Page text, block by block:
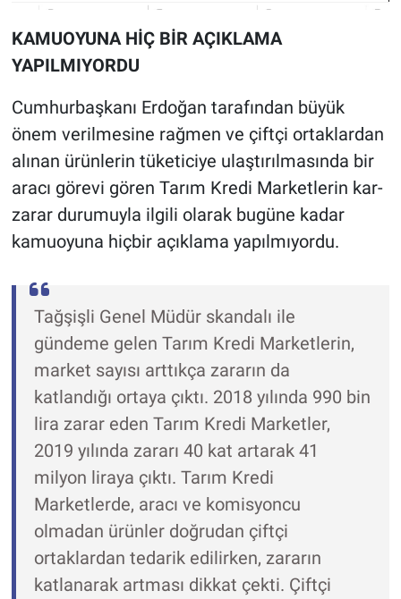
KAMUOYUNA HİÇ BİR AÇIKLAMA
YAPILMIYORDU
Cumhurbaşkanı Erdoğan tarafından büyük
önem verilmesine rağmen ve çiftçi ortaklardan
alınan ürünlerin tüketiciye ulaştırılmasında bir
aracı görevi gören Tarım Kredi Marketlerin kar-
zarar durumuyla ilgili olarak bugüne kadar
kamuoyuna hiçbir açıklama yapılmıyordu.
Tağşişli Genel Müdür skandalı ile
gündeme gelen Tarım Kredi Marketlerin,
market sayısı arttıkça zararın da
katlandığı ortaya çıktı. 2018 yılında 990 bin
lira zarar eden Tarım Kredi Marketler,
2019 yılında zararı 40 kat artarak 41
milyon liraya çıktı. Tarım Kredi
Marketlerde, aracı ve komisyoncu
olmadan ürünler doğrudan çiftçi
ortaklardan tedarik edilirken, zararın
katlanarak artması dikkat çekti. Çiftçi